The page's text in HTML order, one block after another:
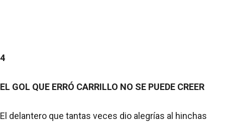
4
EL GOL QUE ERRÓ CARRILLO NO SE PUEDE CREER
El delantero que tantas veces dio alegrías al hinchas